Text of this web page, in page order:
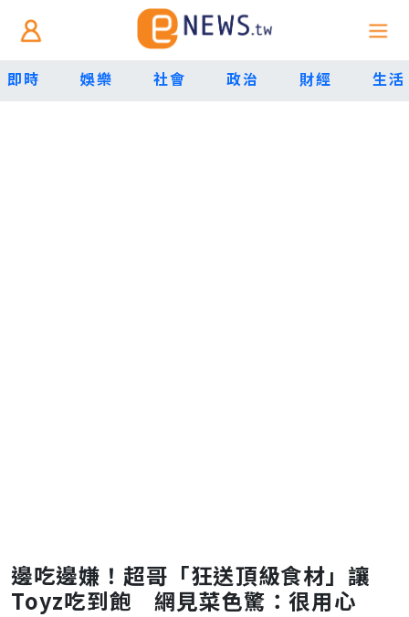
即時 娛樂 社會 政治 財經 生活
邊吃邊嫌！超哥「狂送頂級食材」讓
Toyz吃到飽 網見菜色驚：很用心